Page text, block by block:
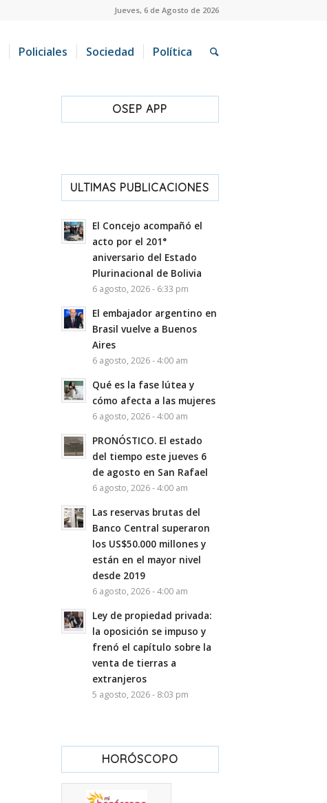
Jueves, 6 de Agosto de 2026
Policiales Sociedad Política
OSEP APP
ULTIMAS PUBLICACIONES
El Concejo acompañó el
acto por el 201°
aniversario del Estado
Plurinacional de Bolivia
6 agosto, 2026 - 6:33 pm
El embajador argentino en
Brasil vuelve a Buenos
Aires
6 agosto, 2026 - 4:00 am
Qué es la fase lútea y
cómo afecta a las mujeres
6 agosto, 2026 - 4:00 am
PRONÓSTICO. El estado
del tiempo este jueves 6
de agosto en San Rafael
6 agosto, 2026 - 4:00 am
Las reservas brutas del
Banco Central superaron
los US$50.000 millones y
están en el mayor nivel
desde 2019
6 agosto, 2026 - 4:00 am
Ley de propiedad privada:
la oposición se impuso y
frenó el capítulo sobre la
venta de tierras a
extranjeros
5 agosto, 2026 - 8:03 pm
HORÓSCOPO